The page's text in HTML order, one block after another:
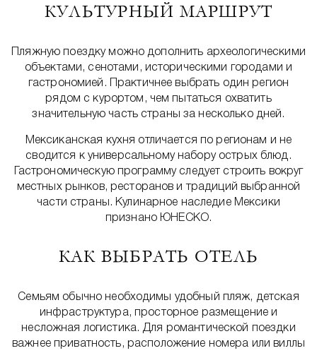
КУЛЬТУРНЫЙ МАРШРУТ
Пляжную поездку можно дополнить археологическими
объектами, сенотами, историческими городами и
гастрономией. Практичнее выбрать один регион
рядом с курортом, чем пытаться охватить
значительную часть страны за несколько дней.
Мексиканская кухня отличается по регионам и не
сводится к универсальному набору острых блюд.
Гастрономическую программу следует строить вокруг
местных рынков, ресторанов и традиций выбранной
части страны. Кулинарное наследие Мексики
признано ЮНЕСКО.
КАК ВЫБРАТЬ ОТЕЛЬ
Семьям обычно необходимы удобный пляж, детская
инфраструктура, просторное размещение и
несложная логистика. Для романтической поездки
важнее приватность, расположение номера или виллы